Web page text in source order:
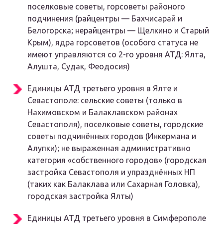
поселковые советы, горсоветы районого
подчинения (райцентры — Бахчисарай и
Белогорска; нерайцентры — Щелкино и Старый
Крым), ядра горсоветов (особого статуса не
имеют управляются со 2-го уровня АТД: Ялта,
Алушта, Судак, Феодосия)
Единицы АТД третьего уровня в Ялте и
Севастополе: сельские советы (только в
Нахимовском и Балаклавском районах
Севастополя), поселковые советы, городские
советы подчинённых городов (Инкермана и
Алупки); не выраженная административно
категория «собственного городов» (городская
застройка Севастополя и упразднённых НП
(таких как Балаклава или Сахарная Головка),
городская застройка Ялты)
Единицы АТД третьего уровня в Симферополе